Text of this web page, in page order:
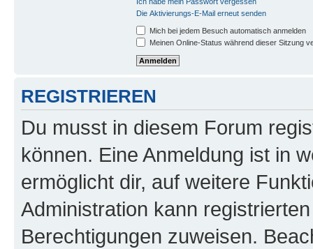
Die Aktivierungs-E-Mail erneut senden
Mich bei jedem Besuch automatisch anmelden
Meinen Online-Status während dieser Sitzung
REGISTRIEREN
Du musst in diesem Forum
können. Eine Anmeldung ist in
ermöglicht dir, auf weitere
Administration kann
Berechtigungen zuweisen.